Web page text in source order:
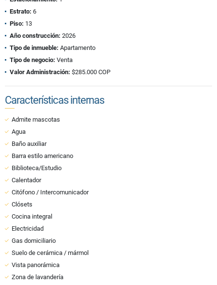
Estrato: 6
Piso: 13
Año construcción: 2026
Tipo de inmueble: Apartamento
Tipo de negocio: Venta
Valor Administración: $285.000 COP
Características internas
Admite mascotas
Agua
Baño auxiliar
Barra estilo americano
Biblioteca/Estudio
Calentador
Citófono / Intercomunicador
Clósets
Cocina integral
Electricidad
Gas domiciliario
Suelo de cerámica / mármol
Vista panorámica
Zona de lavandería